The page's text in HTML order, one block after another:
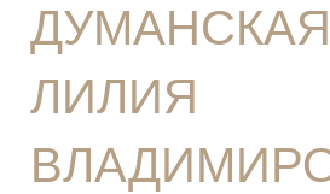
ДУМАНСКАЯ
ЛИЛИЯ